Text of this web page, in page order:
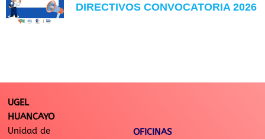
DIRECTIVOS CONVOCATORIA 2026
UGEL
HUANCAYO
Unidad de
OFICINAS